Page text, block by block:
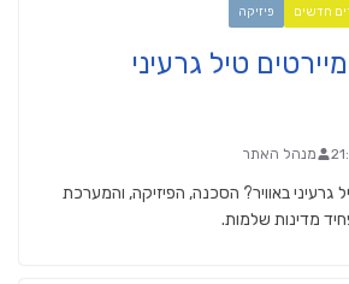
חדשים פיזיקה
טיל גרעיני
מנהל האתר
גרעיני באוויר? הסכנה, הפיזיקה, והמערכת
מדינות שלמות.